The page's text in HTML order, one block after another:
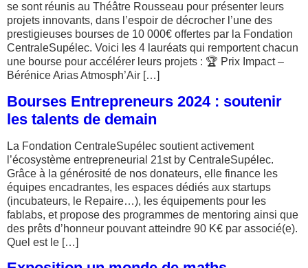
se sont réunis au Théâtre Rousseau pour présenter leurs
projets innovants, dans l’espoir de décrocher l’une des
prestigieuses bourses de 10 000€ offertes par la Fondation
CentraleSupélec. Voici les 4 lauréats qui remportent chacun
une bourse pour accélérer leurs projets : 🏆 Prix Impact –
Bérénice Arias Atmosph’Air […]
Bourses Entrepreneurs 2024 : soutenir
les talents de demain
La Fondation CentraleSupélec soutient activement
l’écosystème entrepreneurial 21st by CentraleSupélec.
Grâce à la générosité de nos donateurs, elle finance les
équipes encadrantes, les espaces dédiés aux startups
(incubateurs, le Repaire…), les équipements pour les
fablabs, et propose des programmes de mentoring ainsi que
des prêts d’honneur pouvant atteindre 90 K€ par associé(e).
Quel est le […]